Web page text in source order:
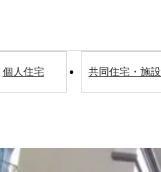
個人住宅 共同住宅・施設